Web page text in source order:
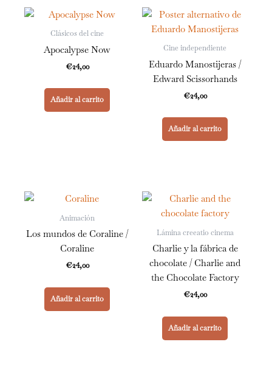
Clásicos del cine
Apocalypse Now
€24,00
Añadir al carrito
Cine independiente
Eduardo Manostijeras /
Edward Scissorhands
€24,00
Añadir al carrito
Animación
Los mundos de Coraline /
Coraline
€24,00
Añadir al carrito
Lámina creeatio cinema
Charlie y la fábrica de
chocolate / Charlie and
the Chocolate Factory
€24,00
Añadir al carrito